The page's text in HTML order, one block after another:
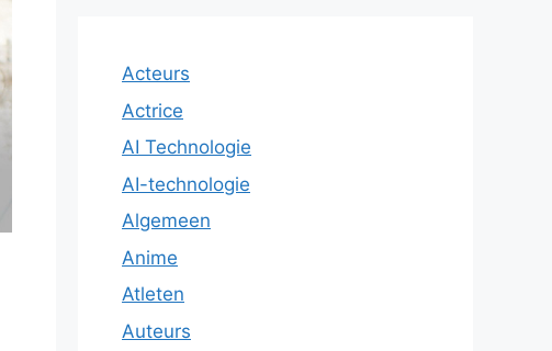
Acteurs
Actrice
AI Technologie
AI-technologie
Algemeen
Anime
Atleten
Auteurs